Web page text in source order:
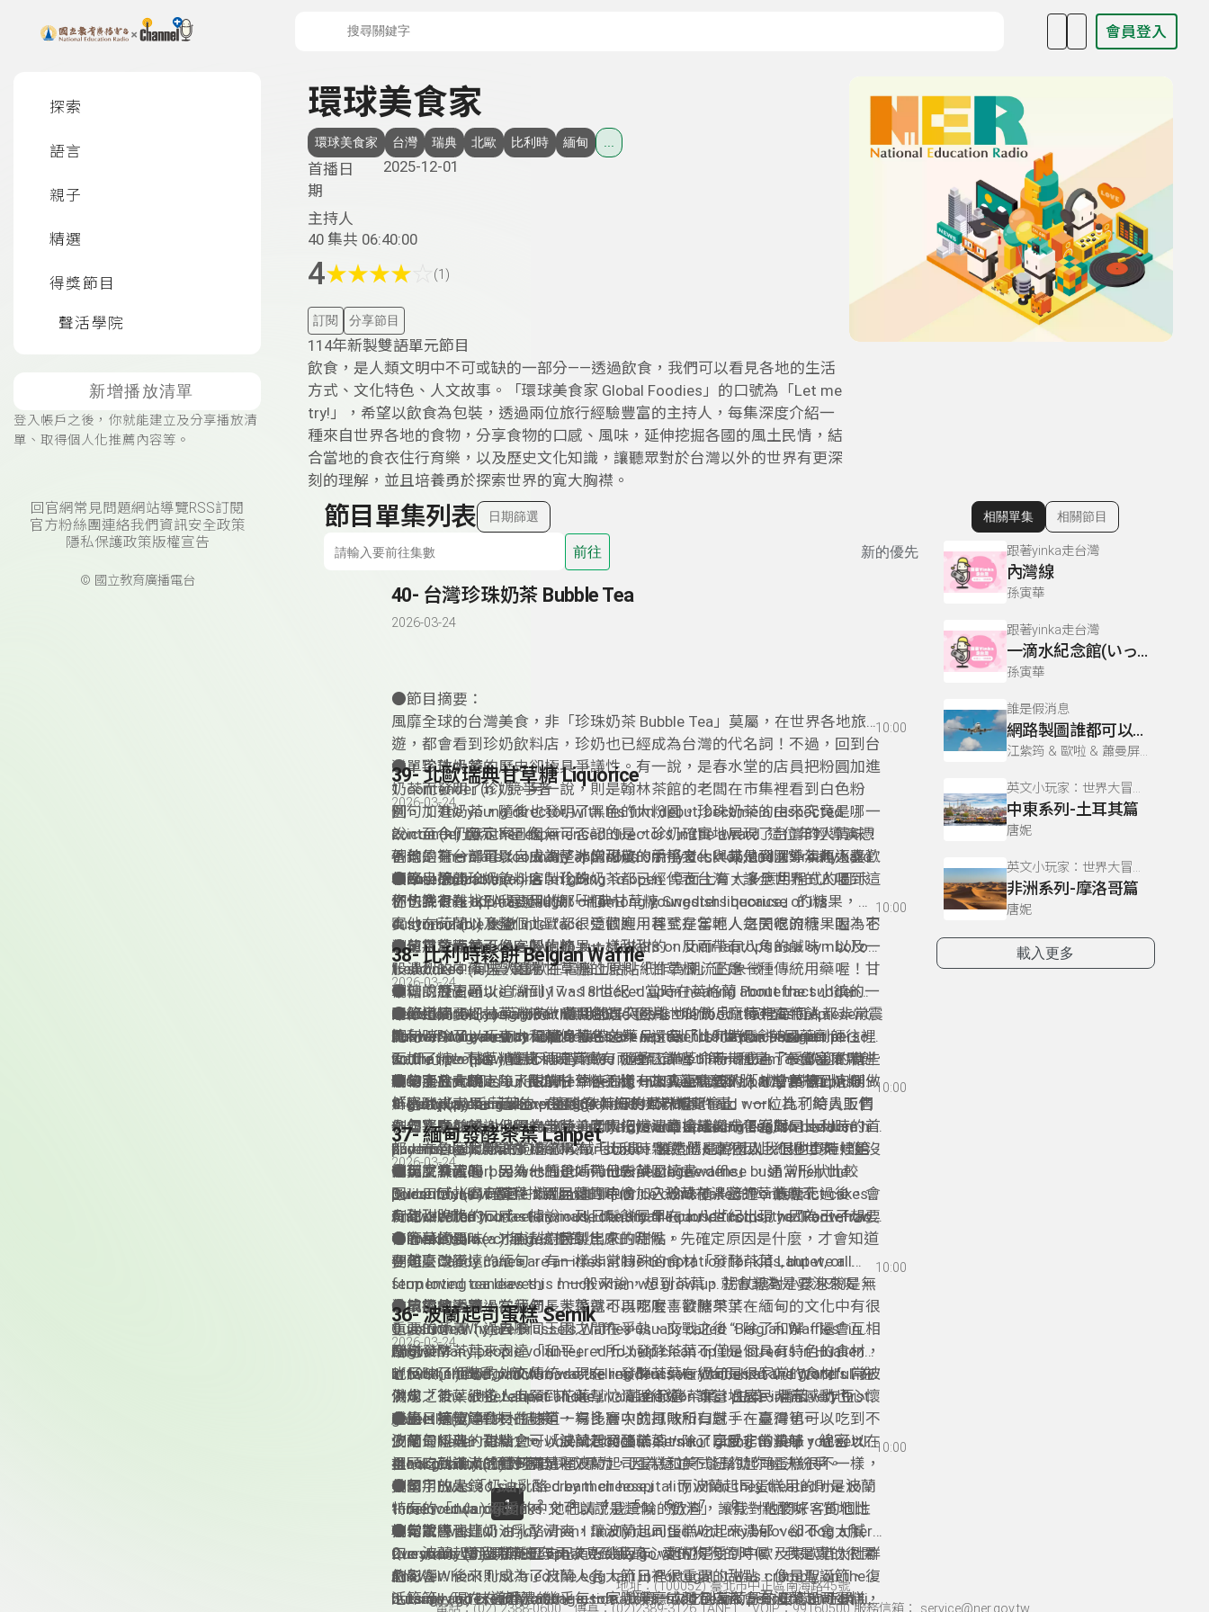
上方功能區塊 會員登入
探索
語言
親子
精選
得獎節目
聲活學院
新增播放清單
登入帳戶之後，你就能建立及分享播放清
單、取得個人化推薦內容等。
回官網常見問題網站導覽RSS訂閱
官方粉絲團連絡我們 資訊安全政策
隱私保護政策版權宣告
© 國立教育廣播電台
環球美食家
環球美食家 台灣 瑞典 北歐 比利時 緬甸
首播日
期
2025-12-01
主持人
40 集共 06:40:00
4★★★★ (1)
訂閱 分享節目
114年新製雙語單元節目
飲食，是人類文明中不可或缺的一部分——透過飲食，我們可以看見各地的生活
方式、文化特色、人文故事。「環球美食家 Global Foodies」的口號為「Let me
try!」，希望以飲食為包裝，透過兩位旅行經驗豐富的主持人，每集深度介紹一
種來自世界各地的食物，分享食物的口感、風味，延伸挖掘各國的風土民情，結
合當地的食衣住行育樂，以及歷史文化知識，讓聽眾對於台灣以外的世界有更深
刻的理解，並且培養勇於探索世界的寬大胸襟。
節目單集列表 日期篩選
前往 新的優先
40- 台灣珍珠奶茶 Bubble Tea
2026-03-24
●節目摘要：
風靡全球的台灣美食，非「珍珠奶茶 Bubble Tea」莫屬，在世界各地旅
遊，都會看到珍奶飲料店，珍奶也已經成為台灣的代名詞！不過，回到台
灣，珍珠奶茶的歷史卻極具爭議性。有一說，是春水堂的店員把粉圓加進
奶茶而發明了珍奶。另一說，則是翰林茶館的老闆在市集裡看到白色粉
圓、加進奶茶，隨後也發明了黑色的大粉圓。珍珠奶茶的由來究竟是哪一
說，至今仍無定案，但無可否認的是，珍奶確實地展現了台灣的人情味！
不論是在台灣可以自由調整冰塊甜度的手搖文化，或是到國外年輕人喜歡
相聚小憩的珍奶飲料店，珍珠奶茶都已經代表台灣，讓全世界的人喝到這
杯快樂！
●單字放大鏡：
1. contender (n.) 競爭者
例句：The young director, with his film debut, became a respected
contender to other experienced directors in the award. 這位年輕導演憑
著他的第一部電影，成為了非常可敬的競爭者，與其他資深導演角逐獎
項。
2. icon (n.) 圖示、圖像
例句：There are too many app icons on my desktop, and it’s really hard
for me to find the one I’m going to open. 桌面上有太多應用程式的圖示
了，我很難找到我要用的那一個。
3. customizable (a.) 客製化的
例句：This app has caught on among youngsters because of its
customizable user interface. 這個應用程式在年輕人之間很流行，因為它
的使用介面是可以客製化的。
4. symbol (n.) 象徵
例句：Some people love to put stickers on their laptops as a symbol of
trendiness. 有些人喜歡在電腦上貼貼紙作為潮流的象徵。
●口說練習題：
Question: Do you agree that bubble tea is the food that best represents
Taiwan? Why or why not?
Answer: I agree that bubble tea best represents Taiwan around the
globe because it has become so famous and made its way into almost
every corner of the world. 我同意珍珠奶茶最能代表台灣，因為它已經聲
名遠播到世界每一個角落。
10:00
39- 北歐瑞典甘草糖 Liquorice
2026-03-24
●節目摘要：
你也許有在 IKEA 看過叫做「瑞典甘草糖 Swedish liquorice」的糖果，其
實他在荷蘭以及整個北歐都很受歡迎，甚至是當地人每天吃的糖果喔！不
過，甘草糖並不像一般的糖果一樣甜甜的，反而帶有八角的鹹味，以及一
股濃烈的中藥味，因為甘草糖的原料「甘草根」正是一種傳統用藥喔！甘
草糖的歷史可以追溯到 17、18 世紀，當時在英格蘭 Pontefract 小鎮的一
間修道院，把甘草汁液做成黑色的小圓片，叫做「龐特弗雷特餅
Pontefract cake」，是隨身攜帶的藥品。到了 19 世紀，英國藥劑師往裡
面加了糖，甘草糖便不再是藥物，隨著工業革命時期成為了受歡迎的糖
果。而在北歐，除了甜的甘草糖，還有加入氯化銨的「鹹甘草糖」，叫做
「塞歐米克 salmiak」，是北歐特有的風味喔！
●單字放大鏡：
1. shocked (a.) 震驚的
例句：The entire family was shocked upon hearing about the sudden
death of their neighbour. 聽到鄰居突然離世的消息，家裡每個人都非常震
驚。
2. medicinal (a.) 藥物的，藥用的
例句：Some medicinal products are limited to one purchase per person
so that people who actually need them can still find them available. 有些
藥物產品有規定每人限購一件，這樣一來真正需要的人才會買得到它們。
3. turn into (phr.) 變成
例句：The boss turned the meeting this week into a party to surprise
the employees and express gratitude for their hard work. 為了給員工們
一個驚喜並感謝他們的辛勞，老闆把這週的會議變成了派對。
4. grow up doing something (v.) 小時候常做某件事
例句：Even though he’s Korean, he grew up speaking English because his
parents took him to the UK for school. 雖然他是韓國人，但他小時候是
講英文長大的，因為他的爸媽帶他去英國讀書。
●口說練習題：
Question: How were the small liquorice coins called “Pontefract cakes”
first created?
Answer: The monastery made the small liquorice coins, the “Pontefract
cakes,” with liquorice juice. 修道院用甘草的汁液做成了龐特弗雷特餅。
10:00
38- 比利時鬆餅 Belgian Waffle
2026-03-24
●節目摘要：
比利時除了以巧克力和薯條著名之外，還有「比利時鬆餅 Belgian
waffle」！不過，在比利時其實有兩種鬆餅喔！第一種是「布魯塞爾鬆餅
Brussels waffle」，長方形、格子狀，口感蓬鬆又酥脆，常會搭配糖粉、
鮮奶油或水果一起吃。在 1964 年紐約世界博覽會上，一位比利時人販售
布魯塞爾鬆餅，但因為當時美國人沒辦法直接確認布魯塞爾是比利時的首
都，布魯塞爾鬆餅就被統稱為「比利時鬆餅」，雖然因此紅遍世界，但沒
有那麼準確喔！另外一種是「列日鬆餅 Liège waffle」，通常形狀比較
圓，口感扎實有彈性，而且麵團中會加入珍珠糖，烤過、焦糖化過後，會
有甜甜脆脆的口感。據說，列日鬆餅最早在十八世紀出現，因為王子想要
有奢華的風味，才由私廚特製出來的甜點。
●單字放大鏡：
1. fluffy (a.) 毛茸茸的、蓬鬆的
例句：My dog loves to bite fluffy toys and make a mess, so I seldom
buy him dolls. 我的狗喜歡咬絨毛玩具、製造髒亂，所以我很少買娃娃給
他玩。
2. dense (a.) 濃厚的
例句：The corpse was hidden underneath the dense bush when the
police found it. 警察找到屍體的時候，它被藏在濃密的草叢底下。
3. identify (v.) 確定、識別
例句：When you feel anxious, identify the cause first, so you know how
to make some changes. 感到焦慮的時候，先確定原因是什麼，才會知道
要怎麼改變。
4. irresistible (a.) 無法抗拒的
例句：Candy canes are an irresistible temptation for kids, but we all
stop loving candies this much when we grow up. 拐杖糖對小孩來說是無
法抗拒的誘惑，當我們長大後就不再那麼喜歡糖果了。
●口說練習題：
Question: Why are Brussels Waffles usually called “Belgian Waffles” in
English?
Answer:
In 1964, the Belgian who was selling Brussels Waffles at the World’s Fair
called it “Belgian Waffles” because Americans failed to identify Brussels
as the capital of Belgium. 在 1964 年紐約世界博覽會上，因為美國人沒辦
法直接確認比利時的首都是布魯塞爾，賣布魯塞爾鬆餅的商人就把它稱為
比利時鬆餅。
10:00
37- 緬甸發酵茶葉 Lahpet
2026-03-24
●節目摘要：
在離臺灣不遠的緬甸，有一樣非常特殊的食材「發酵茶葉 Lahpet, or
fermented tea leaves」！一般來說，想到茶葉，就會認為是要泡來喝、
做成飲品，不過在緬甸，茶葉還可以吃喔！發酵茶葉在緬甸的文化中有很
重要的意義：過去不同王國之間在爭執、交戰之後，除了和解，還會互相
贈送發酵茶葉來表達「和平」，所以發酵茶葉不僅是個具有特色的食材，
也反映了緬甸的外交傳統。現在，發酵茶葉在緬甸是很家常的食材，常被
做成「茶葉沙拉 Lahpet Thoke」，融合發酵茶葉、生菜、番茄、炸豆、
花生、辣椒等食材的味道，有多層次的風味和口感。在臺灣也可以吃到不
少緬甸料理，有機會可以試試看發酵茶葉，除了享受它的美味，也可以在
裡頭吃到滿滿的緬甸風情喔！
●單字放大鏡：
1. volunteer (v.) 自願
例句：Many people volunteered to help clean up the streets in Hualien
after the flood, which made the residents very touched and grateful. 在
洪水之後，很多人自願到花蓮幫忙清理街道，讓當地居民非常感動也心懷
感恩。
2. rival (n.) 對手、敵人
例句：The athlete beat all the rivals and won first place in his very first
game. 這位運動員在他第一場比賽中就打敗所有對手、贏得第一。
3. settle (v.) 解決、結束
例句：Never resort to violence because it’s not going to help you settle
the argument. 絕對不要採取暴力，因為這並不能幫助你解決紛爭。
4. hospitality (n.) 好客
例句：I was so surprised by their hospitality when they treated me to
three rounds of drinks. 他們請了我三輪的飲料，讓我對他們好客的個性
非常驚喜。
●口說練習題：
Question: What does Lephat usually go with?
Answer:
It usually goes with cabbage, tomatoes, fried beans, peanuts, and chilli,
10:00
36- 波蘭起司蛋糕 Sernik
2026-03-24
●節目摘要：
波蘭最經典的甜點之一「波蘭起司蛋糕 Sernik」口感非常濃郁、綿密，而
且一口就讓人感覺到滿足。波蘭起司蛋糕和美式紐約起司蛋糕很不一樣，
美國用的是 「奶油乳酪 cream cheese」，而波蘭起司蛋糕用的則是波蘭
特有的「twaróg」，中文可以說是類似「奶渣」，有一點酸味、質地比
較鬆散，也比奶油乳酪清爽，讓波蘭起司蛋糕吃起來濃郁、卻不會太膩
口。波蘭起司蛋糕的歷史已有好幾百年，起初是受到中歐及東歐猶太社群
的影響，後來則成為了波蘭人各大節日裡很重要的甜點，像是聖誕節、復
活節等。現在在波蘭，幾乎每一家咖啡廳或麵包店都會有波蘭起司蛋糕，
●單字放大鏡：
1. beloved (a.) 深愛的
例句：I was full of joy when I finally reunited with my beloved dog after
five years. 當我時隔五年再次見到我最心愛的狗狗的時候，我是真的很開
心。
2. crumbly (a.) 易碎的
例句：When I first tried the egg tart in Portugal, it was crumbly on the
outside and creamy on the inside. 我第一次吃到葡萄牙的蛋塔的時候，
3. tangy (a.) 味道香濃的
10:00
1 2 3 4 5 6 7 8
顯示相關單集
相關單集 相關節目
跟著yinka走台灣
內灣線
孫寅華
跟著yinka走台灣
一滴水紀念館(いってきすいきねんかん)
孫寅華
誰是假消息
網路製圖誰都可以，找尋官方發布消息才準確！
江紫筠 & 歐啦 & 蕭曼屏 & 徐嘉妮 & 傅湘茹
英文小玩家：世界大冒險！
中東系列-土耳其篇
唐妮
英文小玩家：世界大冒險！
非洲系列-摩洛哥篇
唐妮
載入更多
地址：(100052) 臺北市中正區南海路45號
電話：(02) 2388-0600 傳真：(02)2389-3126 TANET VOIP：99160500 服務信箱： service@ner.gov.tw